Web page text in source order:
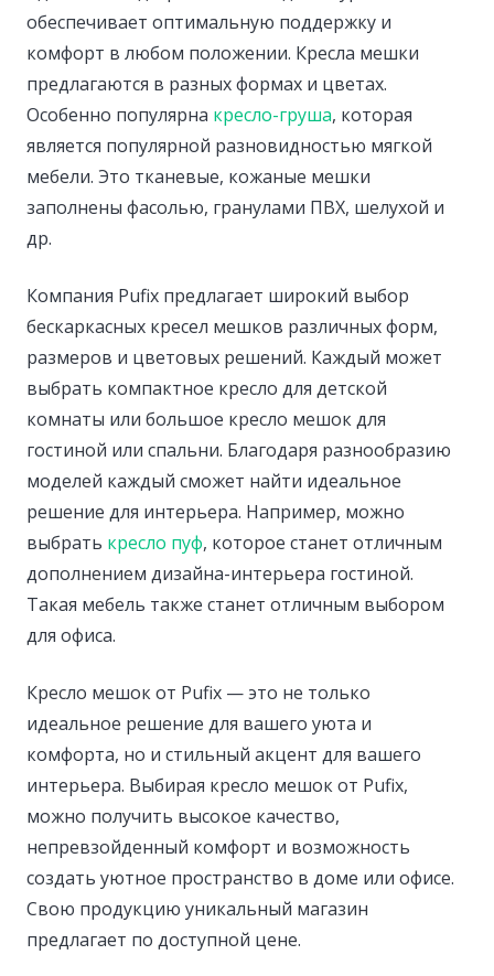
обеспечивает оптимальную поддержку и
комфорт в любом положении. Кресла мешки
предлагаются в разных формах и цветах.
Особенно популярна кресло-груша, которая
является популярной разновидностью мягкой
мебели. Это тканевые, кожаные мешки
заполнены фасолью, гранулами ПВХ, шелухой и
др.
Компания Pufix предлагает широкий выбор
бескаркасных кресел мешков различных форм,
размеров и цветовых решений. Каждый может
выбрать компактное кресло для детской
комнаты или большое кресло мешок для
гостиной или спальни. Благодаря разнообразию
моделей каждый сможет найти идеальное
решение для интерьера. Например, можно
выбрать кресло пуф, которое станет отличным
дополнением дизайна-интерьера гостиной.
Такая мебель также станет отличным выбором
для офиса.
Кресло мешок от Pufix — это не только
идеальное решение для вашего уюта и
комфорта, но и стильный акцент для вашего
интерьера. Выбирая кресло мешок от Pufix,
можно получить высокое качество,
непревзойденный комфорт и возможность
создать уютное пространство в доме или офисе.
Свою продукцию уникальный магазин
предлагает по доступной цене.